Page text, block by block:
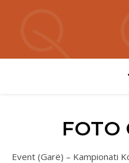
FOTO
Event (Garë) – Kampionati